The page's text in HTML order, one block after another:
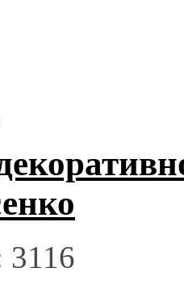
3116